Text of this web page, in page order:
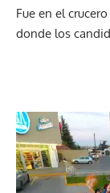
Fue en el
donde los